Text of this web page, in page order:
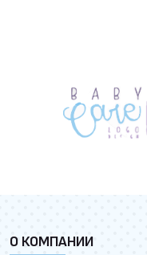
О КОМПАНИИ